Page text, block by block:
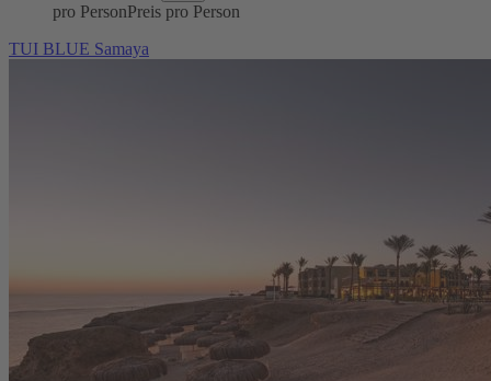
pro PersonPreis pro Person
TUI BLUE Samaya